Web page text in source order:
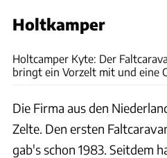
Holtkamper
Holtcamper Kyte: Der
bringt ein Vorzelt mit und eine
Die Firma aus den
Zelte. Den ersten
gab's schon 1983. Seitdem